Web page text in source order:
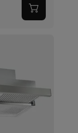
Adicionar
ao